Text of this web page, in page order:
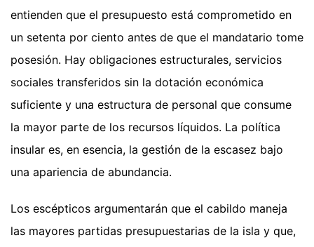
entienden que el presupuesto está comprometido en
un setenta por ciento antes de que el mandatario tome
posesión. Hay obligaciones estructurales, servicios
sociales transferidos sin la dotación económica
suficiente y una estructura de personal que consume
la mayor parte de los recursos líquidos. La política
insular es, en esencia, la gestión de la escasez bajo
una apariencia de abundancia.
Los escépticos argumentarán que el cabildo maneja
las mayores partidas presupuestarias de la isla y que,